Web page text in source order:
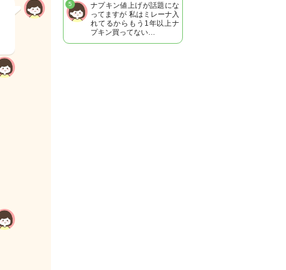
ナプキン値上げが話題にな
ってますが 私はミレーナ入
れてるからもう1年以上ナ
プキン買ってない…
5